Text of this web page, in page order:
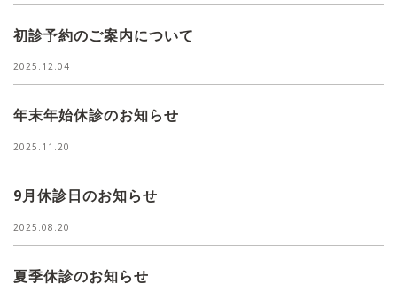
初診予約のご案内について
2025.12.04
年末年始休診のお知らせ
2025.11.20
9月休診日のお知らせ
2025.08.20
夏季休診のお知らせ